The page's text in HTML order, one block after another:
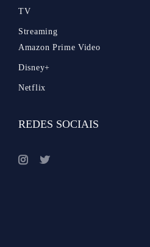
TV
Streaming
Amazon Prime Video
Disney+
Netflix
REDES SOCIAIS